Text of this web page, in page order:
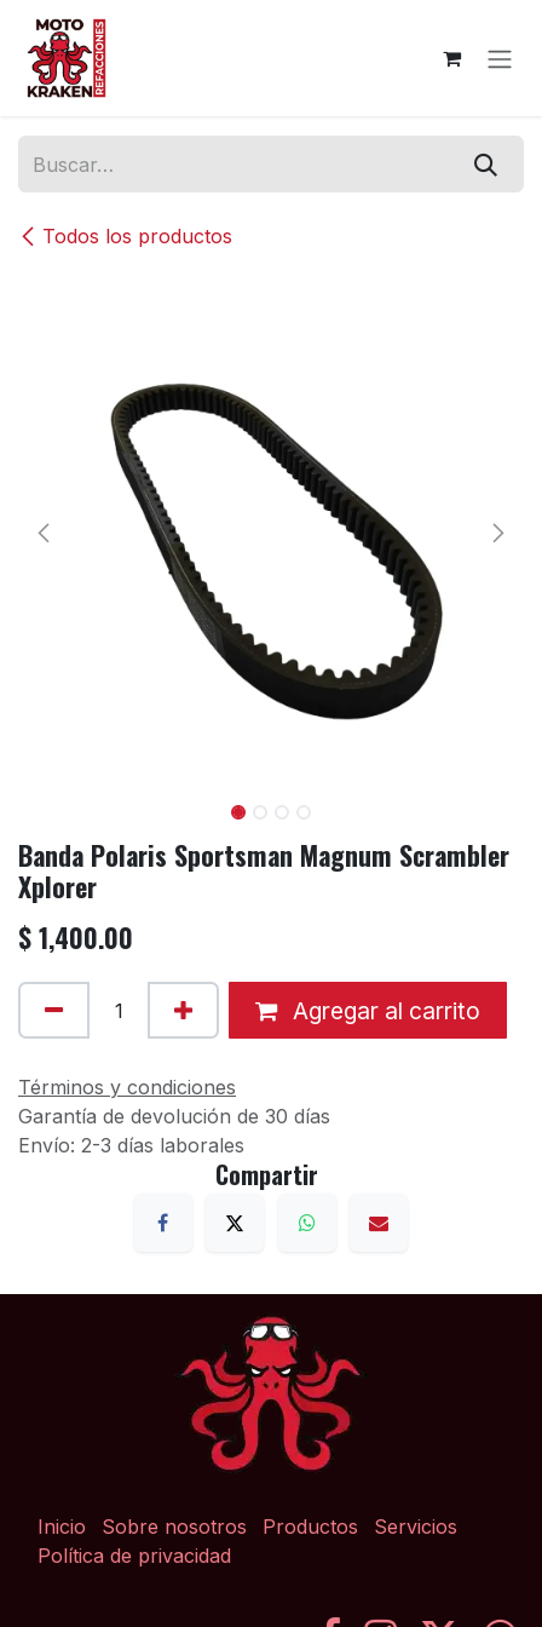
Ir al contenido
Todos los productos
Banda Polaris Sportsman Magnum Scrambler
Xplorer
$1,400.00
Agregar al carrito
Términos y condiciones
Garantía de devolución de 30 días
Envío: 2-3 días laborales
Compartir
Inicio Sobre nosotros Productos
Servicios
Política de privacidad